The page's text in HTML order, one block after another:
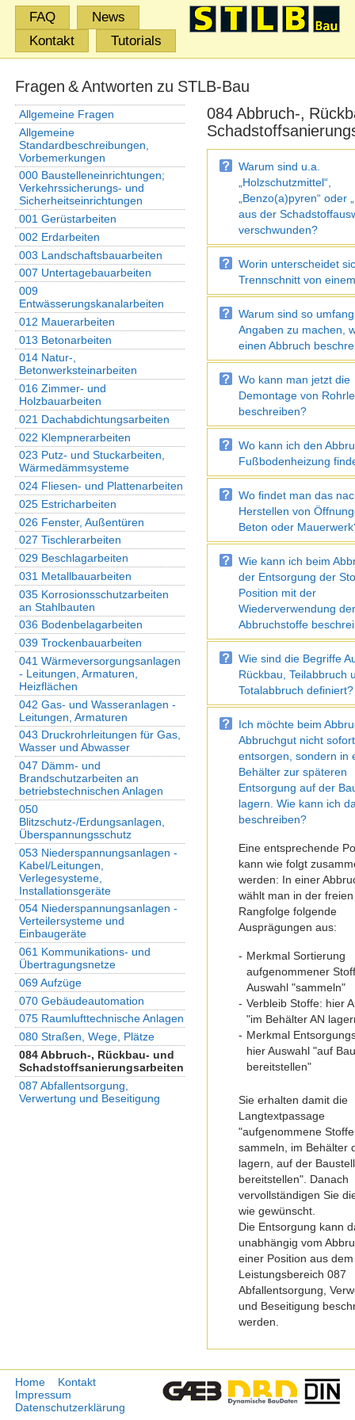
FAQ
News
Kontakt
Tutorials
Fragen & Antworten zu STLB-Bau
Allgemeine Fragen
Allgemeine
Standardbeschreibungen,
Vorbemerkungen
000 Baustelleneinrichtungen;
Verkehrssicherungs- und
Sicherheitseinrichtungen
001 Gerüstarbeiten
002 Erdarbeiten
003 Landschaftsbauarbeiten
007 Untertagebauarbeiten
009
Entwässerungskanalarbeiten
012 Mauerarbeiten
013 Betonarbeiten
014 Natur-,
Betonwerksteinarbeiten
016 Zimmer- und
Holzbauarbeiten
021 Dachabdichtungsarbeiten
022 Klempnerarbeiten
023 Putz- und Stuckarbeiten,
Wärmedämmsysteme
024 Fliesen- und Plattenarbeiten
025 Estricharbeiten
026 Fenster, Außentüren
027 Tischlerarbeiten
029 Beschlagarbeiten
031 Metallbauarbeiten
035 Korrosionsschutzarbeiten
an Stahlbauten
036 Bodenbelagarbeiten
039 Trockenbauarbeiten
041 Wärmeversorgungsanlagen
- Leitungen, Armaturen,
Heizflächen
042 Gas- und Wasseranlagen -
Leitungen, Armaturen
043 Druckrohrleitungen für Gas,
Wasser und Abwasser
047 Dämm- und
Brandschutzarbeiten an
betriebstechnischen Anlagen
050
Blitzschutz-/Erdungsanlagen,
Überspannungsschutz
053 Niederspannungsanlagen -
Kabel/Leitungen,
Verlegesysteme,
Installationsgeräte
054 Niederspannungsanlagen -
Verteilersysteme und
Einbaugeräte
061 Kommunikations- und
Übertragungsnetze
069 Aufzüge
070 Gebäudeautomation
075 Raumlufttechnische Anlagen
080 Straßen, Wege, Plätze
084 Abbruch-, Rückbau- und
Schadstoffsanierungsarbeiten
087 Abfallentsorgung,
Verwertung und Beseitigung
084 Abbruch-,
Warum sind u.a.
„Holzschutzmittel“,
„Benzo(a)pyren“ oder
aus der
verschwunden?
Worin unterscheidet
Trennschnitt von
Warum sind so
Angaben zu machen,
einen Abbruch
Wo kann man jetzt die
Demontage von
beschreiben?
Wo kann ich den
Fußbodenheizung
Wo findet man das
Herstellen von
Beton oder
Wie kann ich beim
der Entsorgung der
Position mit der
Wiederverwendung
Abbruchstoffe
Wie sind die Begriffe
Rückbau, Teilabbruch
Totalabbruch definiert?
Ich möchte beim
Abbruchgut nicht sofort
entsorgen, sondern in
Behälter zur späteren
Entsorgung auf der
lagern. Wie kann ich
beschreiben?
Eine entsprechende
kann wie folgt
werden: In einer
wählt man in der freien
Rangfolge folgende
Ausprägungen aus:
Merkmal Sortierung
aufgenommener
Auswahl "sammeln"
Verbleib Stoffe: hier
"im Behälter AN
Merkmal
hier Auswahl "auf
bereitstellen"
Sie erhalten damit die
Langtextpassage
"aufgenommene Stoffe
sammeln, im Behälter
lagern, auf der
bereitstellen". Danach
vervollständigen Sie
wie gewünscht.
Die Entsorgung kann
unabhängig vom
einer Position aus dem
Leistungsbereich 087
Abfallentsorgung,
und Beseitigung
werden.
Home
Kontakt
Impressum
Datenschutzerklärung